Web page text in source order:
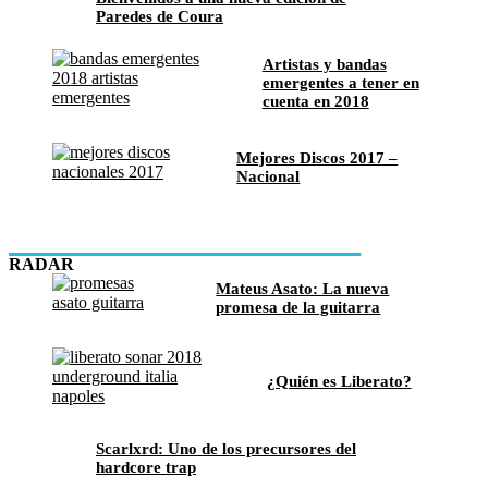
Paredes de Coura
Artistas y bandas
emergentes a tener en
cuenta en 2018
Mejores Discos 2017 –
Nacional
RADAR
Mateus Asato: La nueva
promesa de la guitarra
¿Quién es Liberato?
Scarlxrd: Uno de los precursores del
hardcore trap